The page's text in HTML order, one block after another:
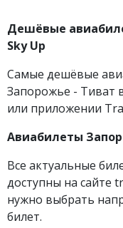
Дешёвые
Sky Up
Самые дешёвые
Запорожье - Тиват
или приложении
Авиабилеты
Все актуальные
доступны на сайте
нужно выбрать
билет.